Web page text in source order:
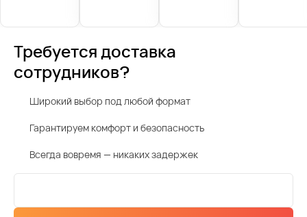
Требуется доставка
сотрудников?
Широкий выбор под любой формат
Гарантируем комфорт и безопасность
Всегда вовремя — никаких задержек